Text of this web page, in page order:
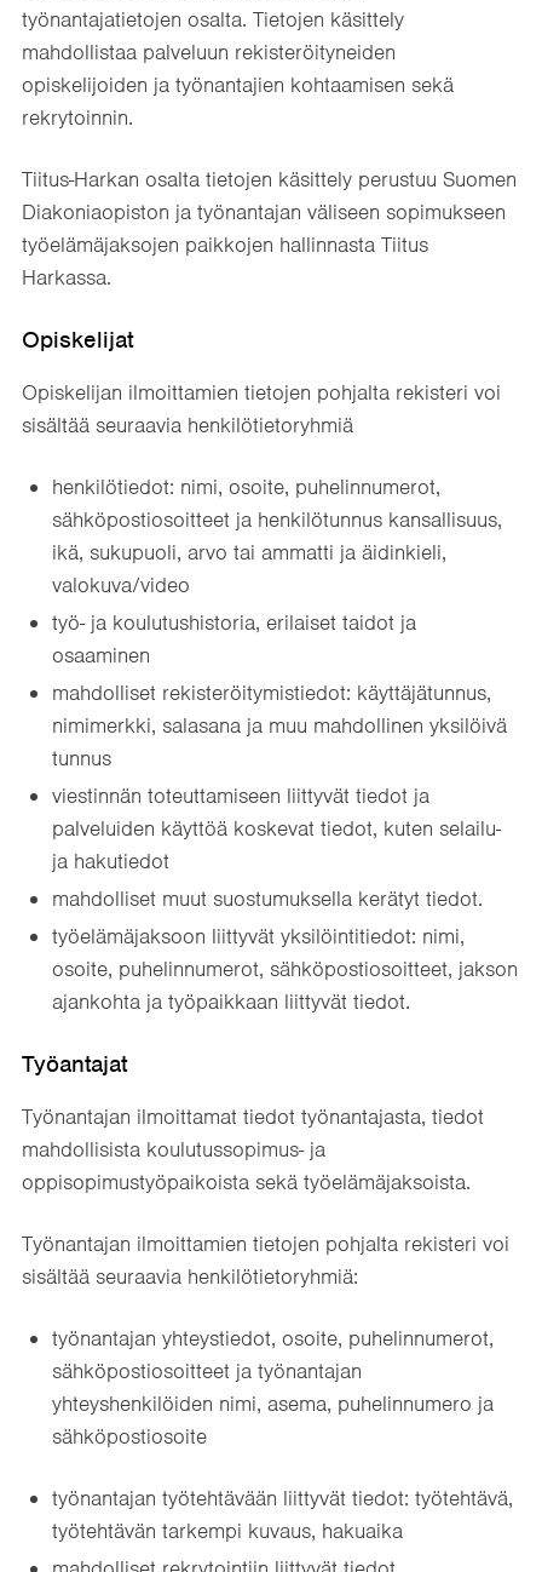
työnantajatietojen osalta. Tietojen käsittely
mahdollistaa palveluun rekisteröityneiden
opiskelijoiden ja työnantajien kohtaamisen sekä
rekrytoinnin.
Tiitus-Harkan osalta tietojen käsittely perustuu Suomen
Diakoniaopiston ja työnantajan väliseen sopimukseen
työelämäjaksojen paikkojen hallinnasta Tiitus
Harkassa.
Opiskelijat
Opiskelijan ilmoittamien tietojen pohjalta rekisteri voi
sisältää seuraavia henkilötietoryhmiä
henkilötiedot: nimi, osoite, puhelinnumerot,
sähköpostiosoitteet ja henkilötunnus kansallisuus,
ikä, sukupuoli, arvo tai ammatti ja äidinkieli,
valokuva/video
työ- ja koulutushistoria, erilaiset taidot ja
osaaminen
mahdolliset rekisteröitymistiedot: käyttäjätunnus,
nimimerkki, salasana ja muu mahdollinen yksilöivä
tunnus
viestinnän toteuttamiseen liittyvät tiedot ja
palveluiden käyttöä koskevat tiedot, kuten selailu-
ja hakutiedot
mahdolliset muut suostumuksella kerätyt tiedot.
työelämäjaksoon liittyvät yksilöintitiedot: nimi,
osoite, puhelinnumerot, sähköpostiosoitteet, jakson
ajankohta ja työpaikkaan liittyvät tiedot.
Työantajat
Työnantajan ilmoittamat tiedot työnantajasta, tiedot
mahdollisista koulutussopimus- ja
oppisopimustyöpaikoista sekä työelämäjaksoista.
Työnantajan ilmoittamien tietojen pohjalta rekisteri voi
sisältää seuraavia henkilötietoryhmiä:
työnantajan yhteystiedot, osoite, puhelinnumerot,
sähköpostiosoitteet ja työnantajan
yhteyshenkilöiden nimi, asema, puhelinnumero ja
sähköpostiosoite
työnantajan työtehtävään liittyvät tiedot: työtehtävä,
työtehtävän tarkempi kuvaus, hakuaika